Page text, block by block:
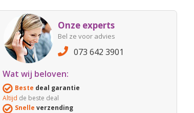
Onze experts
Bel ze voor advies
073 642 3901
Wat wij beloven:
Beste deal garantie
Altijd de beste deal
Snelle verzending